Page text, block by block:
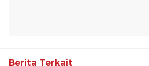
Berita Terkait